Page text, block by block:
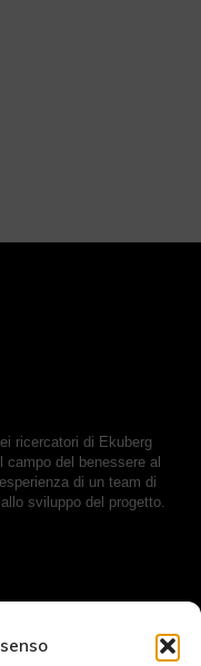
ricercatori di Ekuberg
campo del benessere al
di un team di
sviluppo del progetto.
NOI: